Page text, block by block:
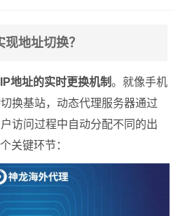
地址切换？
IP地址的实时更换机制。就像手机
换基站，动态代理服务器通过
访问过程中自动分配不同的出
关键环节：